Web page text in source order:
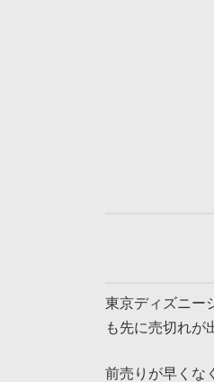
東京ディズニー
も先に売切れが
前売りが早くな